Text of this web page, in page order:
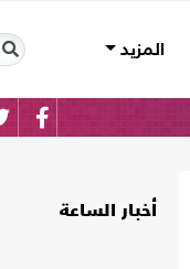
المزيد
أخبار الساعة